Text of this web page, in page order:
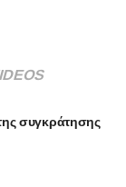
συγκράτησης